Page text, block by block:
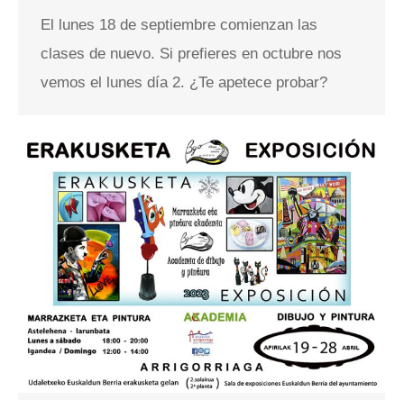
El lunes 18 de septiembre comienzan las
clases de nuevo. Si prefieres en octubre nos
vemos el lunes día 2. ¿Te apetece probar?